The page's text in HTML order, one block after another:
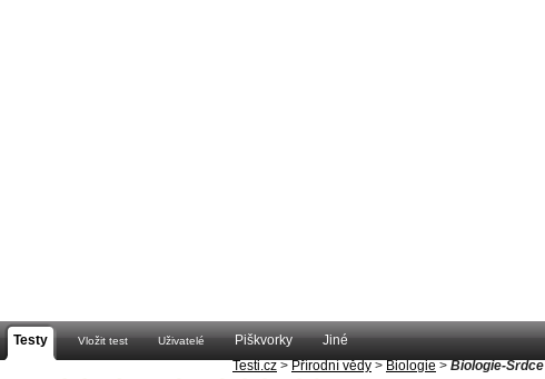
Testy Vložit test Uživatelé Piškvorky
Jiné
Testi.cz > Přírodní vědy > Biologie > Biologie-Srdce